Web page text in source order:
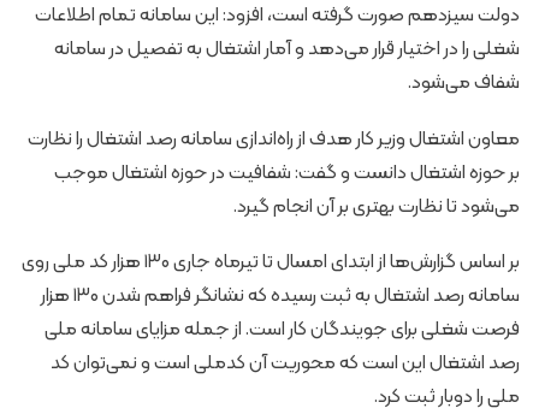
دولت سیزدهم صورت گرفته است، افزود: این سامانه تمام اطلاعات
شغلی را در اختیار قرار می‌دهد و آمار اشتغال به تفصیل در سامانه
شفاف می‌شود.
معاون اشتغال وزیر کار هدف از راه‌اندازی سامانه رصد اشتغال را نظارت
بر حوزه اشتغال دانست و گفت: شفافیت در حوزه اشتغال موجب
می‌شود تا نظارت بهتری بر آن انجام گیرد.
بر اساس گزارش‌ها از ابتدای امسال تا تیرماه جاری ۱۳۰ هزار کد ملی روی
سامانه رصد اشتغال به ثبت رسیده که نشانگر فراهم شدن ۱۳۰ هزار
فرصت شغلی برای جویندگان کار است. از جمله مزایای سامانه ملی
رصد اشتغال این است که محوریت آن کدملی است و نمی‌توان کد
ملی را دوبار ثبت کرد.